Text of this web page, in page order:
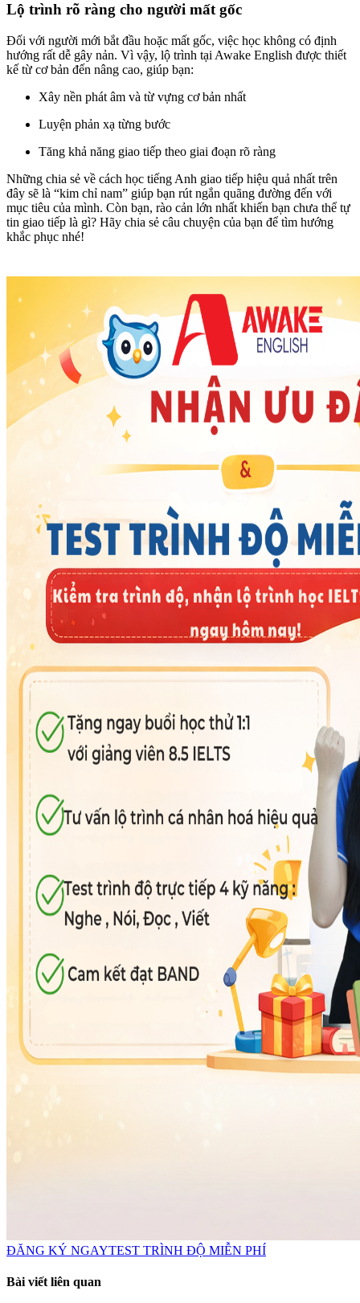
Lộ trình rõ ràng cho người mất gốc
Đối với người mới bắt đầu hoặc mất gốc, việc học không có định
hướng rất dễ gây nản. Vì vậy, lộ trình tại Awake English được thiết
kế từ cơ bản đến nâng cao, giúp bạn:
Xây nền phát âm và từ vựng cơ bản nhất
Luyện phản xạ từng bước
Tăng khả năng giao tiếp theo giai đoạn rõ ràng
Những chia sẻ về cách học tiếng Anh giao tiếp hiệu quả nhất trên
đây sẽ là “kim chỉ nam” giúp bạn rút ngắn quãng đường đến với
mục tiêu của mình. Còn bạn, rào cản lớn nhất khiến bạn chưa thể tự
tin giao tiếp là gì? Hãy chia sẻ câu chuyện của bạn để tìm hướng
khắc phục nhé!
ĐĂNG KÝ NGAYTEST TRÌNH ĐỘ MIỄN PHÍ
Bài viết liên quan